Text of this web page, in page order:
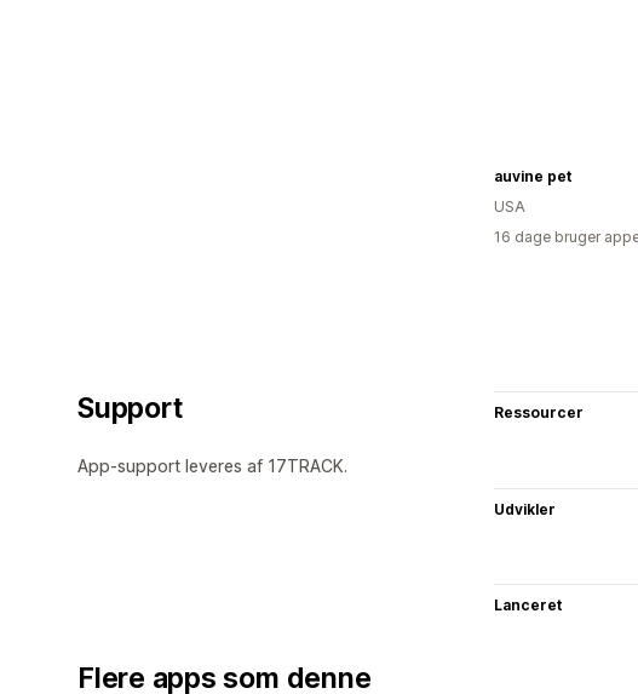
auvine pet
USA
16 dage bruger
Support
App-support leveres af 17TRACK.
Ressourcer
Udvikler
Lanceret
Flere apps som denne